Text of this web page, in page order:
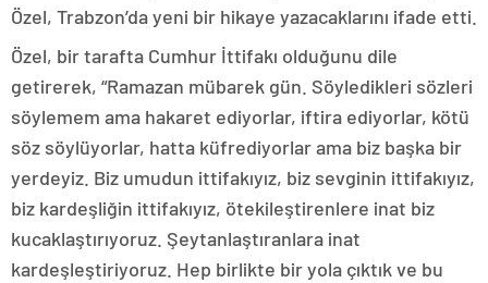
Özel, Trabzon’da yeni bir hikaye yazacaklarını ifade etti.
Özel, bir tarafta Cumhur İttifakı olduğunu dile
getirerek, “Ramazan mübarek gün. Söyledikleri sözleri
söylemem ama hakaret ediyorlar, iftira ediyorlar, kötü
söz söylüyorlar, hatta küfrediyorlar ama biz başka bir
yerdeyiz. Biz umudun ittifakıyız, biz sevginin ittifakıyız,
biz kardeşliğin ittifakıyız, ötekileştirenlere inat biz
kucaklaştırıyoruz. Şeytanlaştıranlara inat
kardeşleştiriyoruz. Hep birlikte bir yola çıktık ve bu